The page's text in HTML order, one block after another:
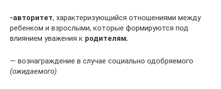
-авторитет, характеризующийся отношениями между
ребенком и взрослыми, которые формируются под
влиянием уважения к родителям;
— вознаграждение в случае социально одобряемого
(ожидаемого)